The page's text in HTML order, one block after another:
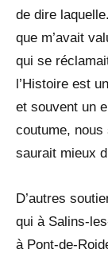
de dire
que m’avait
qui se
l’Histoire est
et souvent un
coutume, nous
saurait mieux
D’autres
qui à Salins-
à Pont-de-